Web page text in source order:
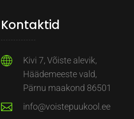
Kontaktid
Kivi 7, Võiste alevik,
Häädemeeste vald,
Pärnu maakond 86501
info@voistepuukool.ee